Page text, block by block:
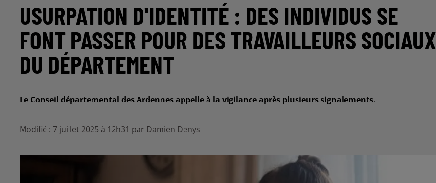
USURPATION D'IDENTITÉ : DES INDIVIDUS SE
FONT PASSER POUR DES TRAVAILLEURS SOCIAUX
DU DÉPARTEMENT
Le Conseil départemental des Ardennes appelle à la vigilance après plusieurs signalements.
Modifié : 7 juillet 2025 à 12h31 par Damien Denys